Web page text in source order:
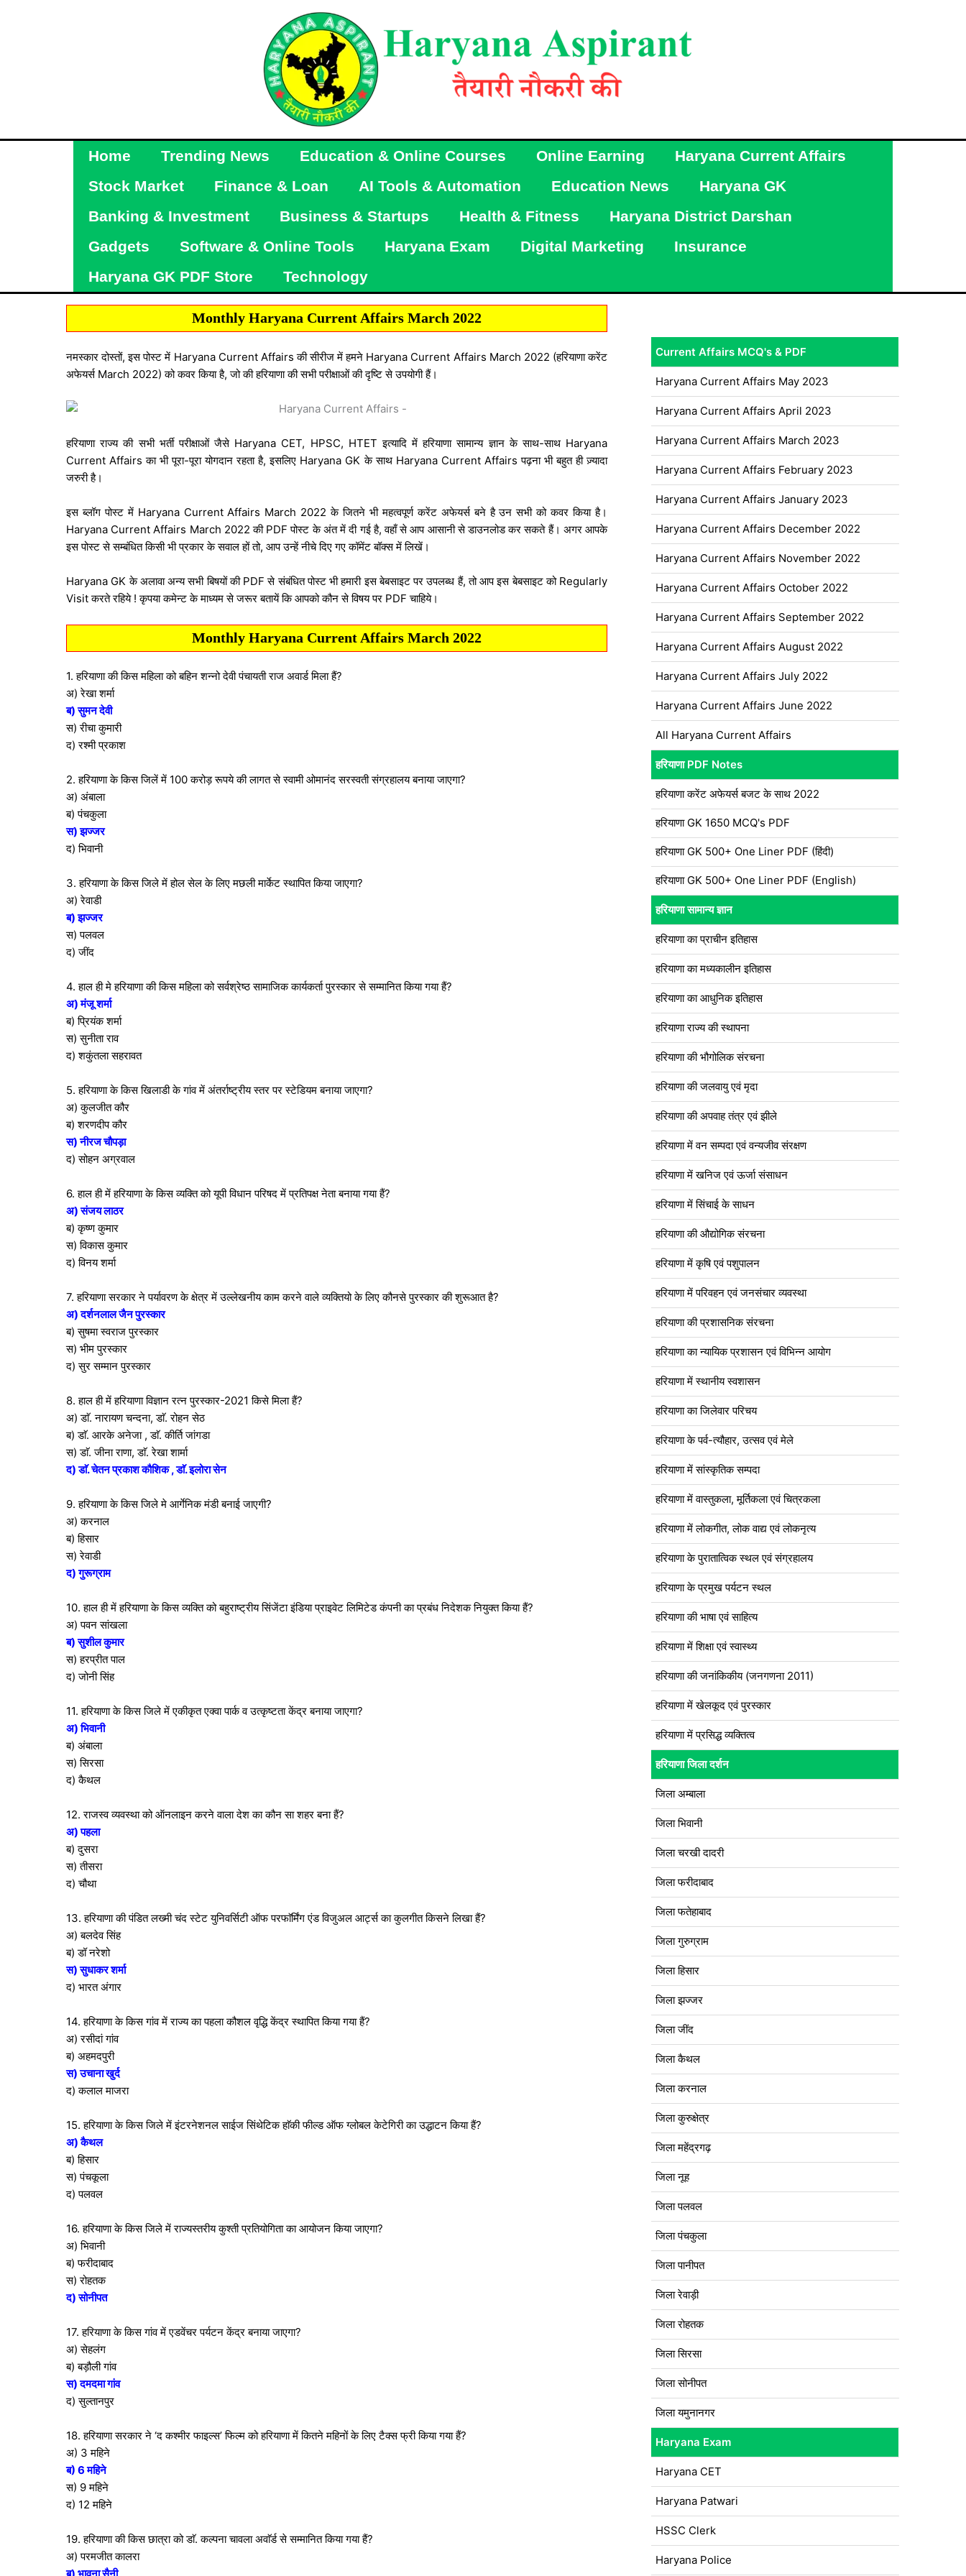
Home Trending News Education & Online Courses Online Earning
Haryana Current Affairs
Stock Market
Finance & Loan AI Tools & Automation Education News
Haryana GK
Banking & Investment
Business & Startups Health & Fitness
Haryana District Darshan
Gadgets
Software & Online Tools Haryana Exam Digital Marketing
Insurance
Haryana GK PDF Store
Technology
Monthly Haryana Current Affairs March 2022
नमस्कार दोस्तों, इस पोस्ट में Haryana Current Affairs की सीरीज में हमने Haryana Current Affairs March 2022 (हरियाणा करेंट
अफेयर्स March 2022) को कवर किया है, जो की हरियाणा की सभी परीक्षाओं की दृष्टि से उपयोगी हैं।
हरियाणा राज्य की सभी भर्ती परीक्षाओं जैसे Haryana CET, HPSC, HTET इत्यादि में हरियाणा सामान्य ज्ञान के साथ-साथ Haryana
Current Affairs का भी पूरा-पूरा योगदान रहता है, इसलिए Haryana GK के साथ Haryana Current Affairs पढ़ना भी बहुत ही ज़्यादा
जरुरी है।
इस ब्लॉग पोस्ट में Haryana Current Affairs March 2022 के जितने भी महत्वपूर्ण करेंट अफेयर्स बने है उन सभी को कवर किया है।
Haryana Current Affairs March 2022 की PDF पोस्ट के अंत में दी गई है, वहाँ से आप आसानी से डाउनलोड कर सकते हैं। अगर आपके
इस पोस्ट से सम्बंधित किसी भी प्रकार के सवाल हों तो, आप उन्हें नीचे दिए गए कॉमेंट बॉक्स में लिखें।
Haryana GK के अलावा अन्य सभी बिषयों की PDF से संबंधित पोस्ट भी हमारी इस बेबसाइट पर उपलब्ध हैं, तो आप इस बेबसाइट को Regularly
Visit करते रहिये ! कृपया कमेन्ट के माध्यम से जरूर बतायें कि आपको कौन से विषय पर PDF चाहिये।
Monthly Haryana Current Affairs March 2022
1. हरियाणा की किस महिला को बहिन शन्नो देवी पंचायती राज अवार्ड मिला हैं?
अ) रेखा शर्मा
ब) सुमन देवी
स) रीचा कुमारी
द) रश्मी प्रकाश
2. हरियाणा के किस जिलें में 100 करोड़ रूपये की लागत से स्वामी ओमानंद सरस्वती संग्रहालय बनाया जाएगा?
अ) अंबाला
ब) पंचकुला
स) झज्जर
द) भिवानी
3. हरियाणा के किस जिले में होल सेल के लिए मछली मार्केट स्थापित किया जाएगा?
अ) रेवाडी
ब) झज्जर
स) पलवल
द) जींद
4. हाल ही मे हरियाणा की किस महिला को सर्वश्रेष्ठ सामाजिक कार्यकर्ता पुरस्कार से सम्मानित किया गया हैं?
अ) मंजू शर्मा
ब) प्रियंक शर्मा
स) सुनीता राव
द) शकुंतला सहरावत
5. हरियाणा के किस खिलाडी के गांव में अंतर्राष्ट्रीय स्तर पर स्टेडियम बनाया जाएगा?
अ) कुलजीत कौर
ब) शरणदीप कौर
स) नीरज चौपड़ा
द) सोहन अग्रवाल
6. हाल ही में हरियाणा के किस व्यक्ति को यूपी विधान परिषद में प्रतिपक्ष नेता बनाया गया हैं?
अ) संजय लाठर
ब) कृष्ण कुमार
स) विकास कुमार
द) विनय शर्मा
7. हरियाणा सरकार ने पर्यावरण के क्षेत्र में उल्लेखनीय काम करने वाले व्यक्तियो के लिए कौनसे पुरस्कार की शुरूआत है?
अ) दर्शनलाल जैन पुरस्कार
ब) सुषमा स्वराज पुरस्कार
स) भीम पुरस्कार
द) सुर सम्मान पुरस्कार
8. हाल ही में हरियाणा विज्ञान रत्न पुरस्कार-2021 किसे मिला हैं?
अ) डाॅ. नारायण चन्दना, डाॅ. रोहन सेठ
ब) डाॅ. आरके अनेजा , डाॅ. कीर्ति जांगडा
स) डाॅ. जीना राणा, डाॅ. रेखा शार्मा
द) डाॅ. चेतन प्रकाश कौशिक , डाॅ. इलोरा सेन
9. हरियाणा के किस जिले मे आर्गेनिक मंडी बनाई जाएगी?
अ) करनाल
ब) हिसार
स) रेवाडी
द) गुरूग्राम
10. हाल ही में हरियाणा के किस व्यक्ति को बहुराष्ट्रीय सिंजेंटा इंडिया प्राइवेट लिमिटेड कंपनी का प्रबंध निदेशक नियुक्त किया हैं?
अ) पवन सांखला
ब) सुशील कुमार
स) हरप्रीत पाल
द) जोनी सिंह
11. हरियाणा के किस जिले में एकीकृत एक्वा पार्क व उत्कृष्टता केंद्र बनाया जाएगा?
अ) भिवानी
ब) अंबाला
स) सिरसा
द) कैथल
12. राजस्व व्यवस्था को ऑनलाइन करने वाला देश का कौन सा शहर बना हैं?
अ) पहला
ब) दुसरा
स) तीसरा
द) चौथा
13. हरियाणा की पंडित लख्मी चंद स्टेट युनिवर्सिटी ऑफ परफाॅर्मिंग एंड विजुअल आर्ट्स का कुलगीत किसने लिखा हैं?
अ) बलदेव सिंह
ब) डॉ नरेशो
स) सुधाकर शर्मा
द) भारत अंगार
14. हरियाणा के किस गांव में राज्य का पहला कौशल वृद्धि केंद्र स्थापित किया गया हैं?
अ) रसीदां गांव
ब) अहमदपुरी
स) उचाना खुर्द
द) कलाल माजरा
15. हरियाणा के किस जिले में इंटरनेशनल साईज सिंथेटिक हाॅकी फील्ड ऑफ ग्लोबल केटेगिरी का उद्धाटन किया हैं?
अ) कैथल
ब) हिसार
स) पंचकूला
द) पलवल
16. हरियाणा के किस जिले में राज्यस्तरीय कुश्ती प्रतियोगिता का आयोजन किया जाएगा?
अ) भिवानी
ब) फरीदाबाद
स) रोहतक
द) सोनीपत
17. हरियाणा के किस गांव में एडवेंचर पर्यटन केंद्र बनाया जाएगा?
अ) सेहलंग
ब) बड़ौली गांव
स) दमदमा गांव
द) सुल्तानपुर
18. हरियाणा सरकार ने ‘द कश्मीर फाइल्स’ फिल्म को हरियाणा में कितने महिनों के लिए टैक्स फ्री किया गया हैं?
अ) 3 महिने
ब) 6 महिने
स) 9 महिने
द) 12 महिने
19. हरियाणा की किस छात्रा को डाॅ. कल्पना चावला अवाॅर्ड से सम्मानित किया गया हैं?
अ) परमजीत कालरा
Current Affairs MCQ's & PDF
Haryana Current Affairs May 2023
Haryana Current Affairs April 2023
Haryana Current Affairs March 2023
Haryana Current Affairs February 2023
Haryana Current Affairs January 2023
Haryana Current Affairs December 2022
Haryana Current Affairs November 2022
Haryana Current Affairs October 2022
Haryana Current Affairs September 2022
Haryana Current Affairs August 2022
Haryana Current Affairs July 2022
Haryana Current Affairs June 2022
All Haryana Current Affairs
हरियाणा PDF Notes
हरियाणा करेंट अफेयर्स बजट के साथ 2022
हरियाणा GK 1650 MCQ's PDF
हरियाणा GK 500+ One Liner PDF (हिंदी)
हरियाणा GK 500+ One Liner PDF (English)
हरियाणा सामान्य ज्ञान
हरियाणा का प्राचीन इतिहास
हरियाणा का मध्यकालीन इतिहास
हरियाणा का आधुनिक इतिहास
हरियाणा राज्य की स्थापना
हरियाणा की भौगोलिक संरचना
हरियाणा की जलवायु एवं मृदा
हरियाणा की अपवाह तंत्र एवं झीले
हरियाणा में वन सम्पदा एवं वन्यजीव संरक्षण
हरियाणा में खनिज एवं ऊर्जा संसाधन
हरियाणा में सिंचाई के साधन
हरियाणा की औद्योगिक संरचना
हरियाणा में कृषि एवं पशुपालन
हरियाणा में परिवहन एवं जनसंचार व्यवस्था
हरियाणा की प्रशासनिक संरचना
हरियाणा का न्यायिक प्रशासन एवं विभिन्न आयोग
हरियाणा में स्थानीय स्वशासन
हरियाणा का जिलेवार परिचय
हरियाणा के पर्व-त्यौहार, उत्सव एवं मेले
हरियाणा में सांस्कृतिक सम्पदा
हरियाणा में वास्तुकला, मूर्तिकला एवं चित्रकला
हरियाणा में लोकगीत, लोक वाद्य एवं लोकनृत्य
हरियाणा के पुरातात्विक स्थल एवं संग्रहालय
हरियाणा के प्रमुख पर्यटन स्थल
हरियाणा की भाषा एवं साहित्य
हरियाणा में शिक्षा एवं स्वास्थ्य
हरियाणा की जनांकिकीय (जनगणना 2011)
हरियाणा में खेलकूद एवं पुरस्कार
हरियाणा में प्रसिद्ध व्यक्तित्व
हरियाणा जिला दर्शन
जिला अम्बाला
जिला भिवानी
जिला चरखी दादरी
जिला फरीदाबाद
जिला फतेहाबाद
जिला गुरुग्राम
जिला हिसार
जिला झज्जर
जिला जींद
जिला कैथल
जिला करनाल
जिला कुरुक्षेत्र
जिला महेंद्रगढ़
जिला नूह
जिला पलवल
जिला पंचकुला
जिला पानीपत
जिला रेवाड़ी
जिला रोहतक
जिला सिरसा
जिला सोनीपत
जिला यमुनानगर
Haryana Exam
Haryana CET
Haryana Patwari
HSSC Clerk
Haryana Police